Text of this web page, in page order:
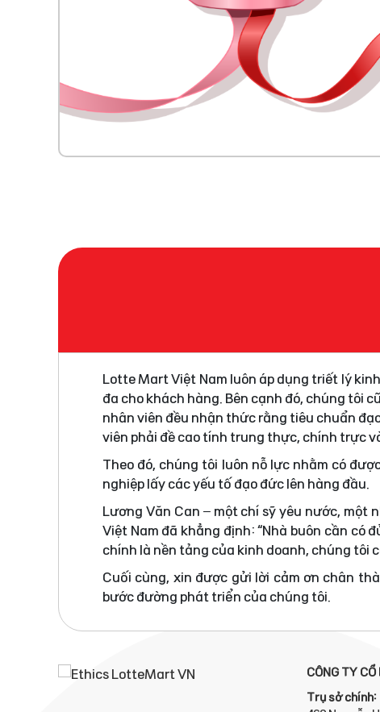
Lotte Mart Việt Nam luôn áp dụng triết lý
đa cho khách hàng. Bên cạnh đó, chúng tôi
nhân viên đều nhận thức rằng tiêu chuẩn
viên phải đề cao tính trung thực, chính trực
Theo đó, chúng tôi luôn nỗ lực nhằm có
nghiệp lấy các yếu tố đạo đức lên hàng đầu.
Lương Văn Can – một chí sỹ yêu nước, một
Việt Nam đã khẳng định: “Nhà buôn cần
chính là nền tảng của kinh doanh, chúng tôi
Cuối cùng, xin được gửi lời cảm ơn chân
bước đường phát triển của chúng tôi.
CÔNG TY
Trụ sở chính: